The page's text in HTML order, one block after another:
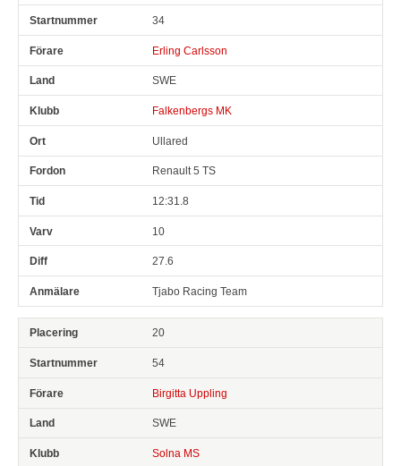
34
Erling Carlsson
SWE
Falkenbergs MK
Ullared
Renault 5 TS
12:31.8
10
27.6
Tjabo Racing Team
20
54
Birgitta Uppling
SWE
Solna MS